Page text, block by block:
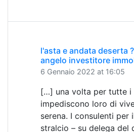
l'asta e andata deserta
angelo investitore
6 Gennaio 2022 at 16:05
[…] una volta per tutte i
impediscono loro di
serena. I consulenti per
stralcio – su delega del